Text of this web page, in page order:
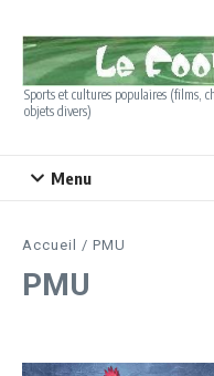
Sports et cultures populaires (films,
objets divers)
Menu
Accueil / PMU
PMU